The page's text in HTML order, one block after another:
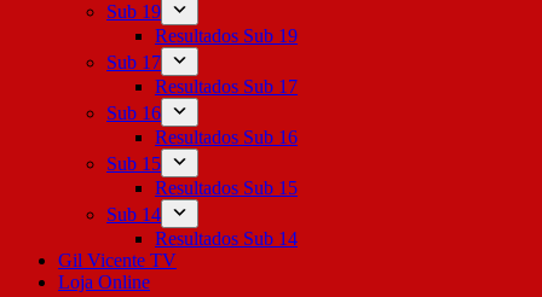
Sub 19
Resultados Sub 19
Sub 17
Resultados Sub 17
Sub 16
Resultados Sub 16
Sub 15
Resultados Sub 15
Sub 14
Resultados Sub 14
Gil Vicente TV
Loja Online